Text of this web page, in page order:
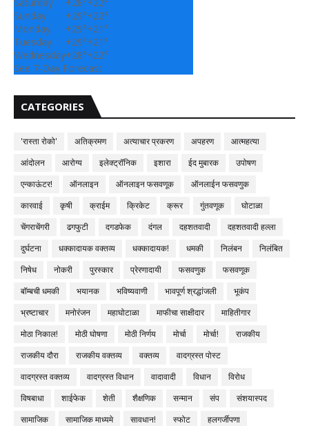
Sunday
+29°+22°
Monday
+29°+21°
Tuesday
+29°+21°
Wednesday+28°+22°
See 7-Day Forecast
CATEGORIES
'रास्ता रोको' अतिक्रमण अत्याचार प्रकरण अपहरण
आत्महत्या
आंदोलन
आरोग्य इलेक्ट्रॉनिक इशारा ईद मुबारक
उपोषण
एन्काऊंटर!
ऑनलाइन ऑनलाइन फसवणूक
ऑनलाईन फसवणुक
कारवाई
कृषी क्राईम क्रिकेट क्रूर गुंतवणूक
घोटाळा
चेंगराचेंगरी
ढगफुटी दगडफेक दंगल दहशतवादी
दहशतवादी हल्ला
दुर्घटना
धक्कादायक वक्तव्य धक्कादायक! धमकी निलंबन
निलंबित
निषेध
नोकरी पुरस्कार प्रेरणादायी फसवणुक
फसवणूक
बॉम्बची धमकी
भयानक भविष्यवाणी भावपूर्ण श्रद्धांजली
भूकंप
भ्रष्टाचार
मनोरंजन महाघोटाळा माफीचा साक्षीदार
माहितीगार
मोठा निकाल!
मोठी घोषणा मोठी निर्णय मोर्चा मोर्चा!
राजकीय
राजकीय दौरा
राजकीय वक्तव्य वक्तव्य
वादग्रस्त पोस्ट
वादग्रस्त वक्तव्य
वादग्रस्त विधान वादावादी विधान
विरोध
विषबाधा
शाईफेक शेती शैक्षणिक सन्मान संप
संशयास्पद
सामाजिक
सामाजिक माध्यमे सावधान! स्फोट
हलगर्जीपणा